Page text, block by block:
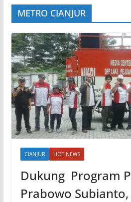
METRO CIANJUR
CIANJUR HOT NEWS
Dukung Program
Prabowo Subianto,